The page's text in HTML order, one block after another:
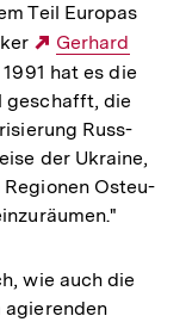
Teil Europas
Externer
Link:
Gerhard
hat es die
geschafft, die
Russ­
der Ukraine,
Regio­nen Ost­eu­
wie auch die
agierenden